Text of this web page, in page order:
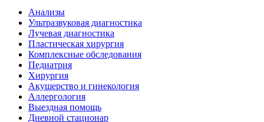
Анализы
Ультразвуковая диагностика
Лучевая диагностика
Пластическая хирургия
Комплексные обследования
Педиатрия
Хирургия
Акушерство и гинекология
Аллергология
Выездная помощь
Дневной стационар